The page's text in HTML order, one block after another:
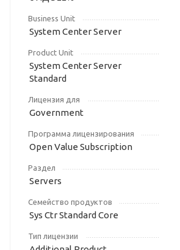
Business Unit
System Center Server
Product Unit
System Center Server
Standard
Лицензия для
Government
Программа лицензирования
Open Value Subscription
Раздел
Servers
Семейство продуктов
Sys Ctr Standard Core
Тип лицензии